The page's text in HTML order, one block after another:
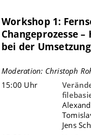
Workshop 1:
Changeprozesse
bei der
Moderation: Christoph
15:00 Uhr
Jens